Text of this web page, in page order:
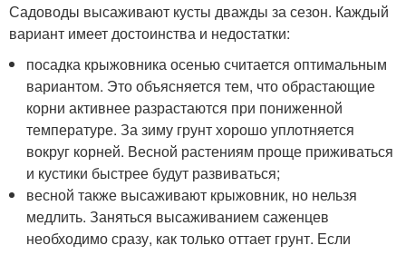
Садоводы высаживают кусты дважды за сезон. Каждый
вариант имеет достоинства и недостатки:
посадка крыжовника осенью считается оптимальным
вариантом. Это объясняется тем, что обрастающие
корни активнее разрастаются при пониженной
температуре. За зиму грунт хорошо уплотняется
вокруг корней. Весной растениям проще приживаться
и кустики быстрее будут развиваться;
весной также высаживают крыжовник, но нельзя
медлить. Заняться высаживанием саженцев
необходимо сразу, как только оттает грунт. Если